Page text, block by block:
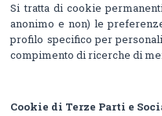
Si tratta di cookie
anonimo e non) le
profilo specifico per
compimento di ricerche di
Cookie di Terze Parti e